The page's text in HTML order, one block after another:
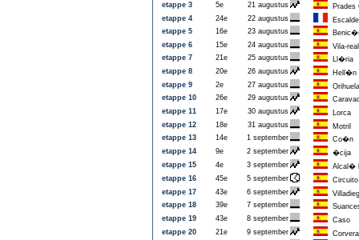
etappe 3
5e 21 augustus
Prades
etappe 4
24e 22 augustus
etappe 5
16e 23 augustus
etappe 6
15e 24 augustus
Vila-real
etappe 7
21e 25 augustus
Ll�ria
etappe 8
20e 26 augustus
Hell�n
etappe 9
2e 27 augustus
Orihuela
etappe 10
26e 29 augustus
etappe 11
17e 30 augustus
Lorca
etappe 12
18e 31 augustus
Motril
etappe 13
14e 1 september
Co�n
etappe 14
9e 2 september
�cija
etappe 15
4e 3 september
Alcal�
etappe 16
45e 5 september
etappe 17
43e 6 september
etappe 18
39e 7 september
etappe 19
43e 8 september
Caso
etappe 20
21e 9 september